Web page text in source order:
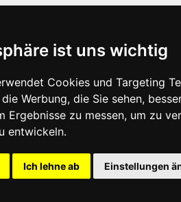
ist uns wichtig
Cookies und Targeting
Werbung, die Sie sehen,
Ergebnisse zu messen, um zu
entwickeln.
Ich lehne ab Einstellungen